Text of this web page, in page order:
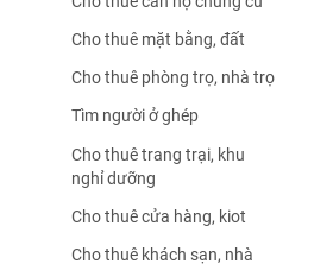
Cho thuê mặt bằng, đất
Cho thuê phòng trọ, nhà trọ
Tìm người ở ghép
Cho thuê trang trại, khu
nghỉ dưỡng
Cho thuê cửa hàng, kiot
Cho thuê khách sạn, nhà